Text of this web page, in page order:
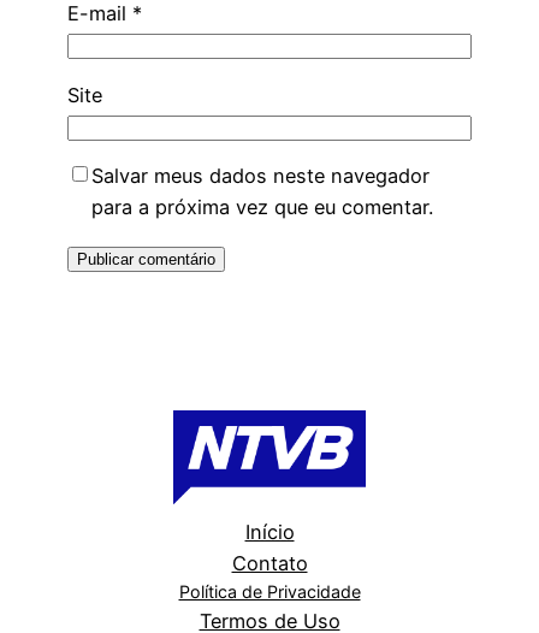
E-mail *
Site
Salvar meus dados neste navegador
para a próxima vez que eu comentar.
Início
Contato
Política de Privacidade
Termos de Uso